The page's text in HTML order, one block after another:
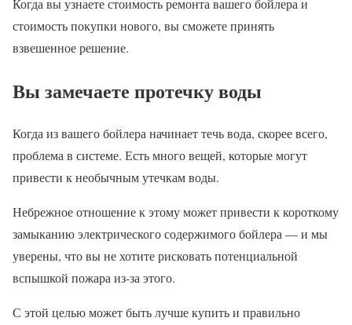
стоимость покупки нового, вы сможете принять
взвешенное решение.
Вы замечаете протечку воды
Когда из вашего бойлера начинает течь вода, скорее всего,
проблема в системе. Есть много вещей, которые могут
привести к необычным утечкам воды.
Небрежное отношение к этому может привести к короткому
замыканию электрического содержимого бойлера — и мы
уверены, что вы не хотите рисковать потенциальной
вспышкой пожара из-за этого.
С этой целью может быть лучше купить и правильно